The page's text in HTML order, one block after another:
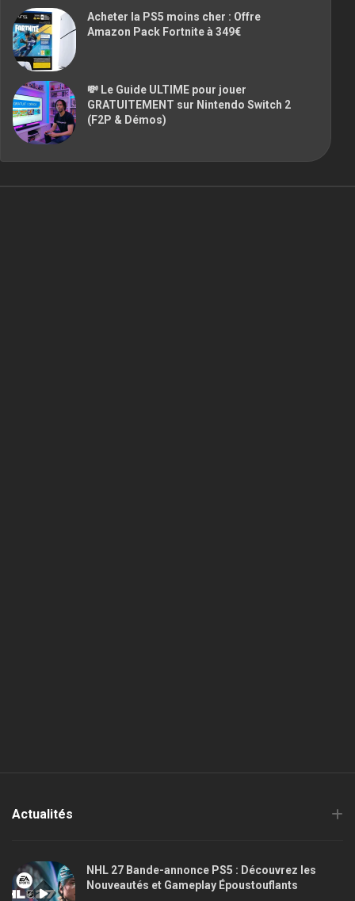
Acheter la PS5 moins cher : Offre
Amazon Pack Fortnite à 349€
💸 Le Guide ULTIME pour jouer
GRATUITEMENT sur Nintendo Switch 2
(F2P & Démos)
Actualités
NHL 27 Bande-annonce PS5 : Découvrez les
Nouveautés et Gameplay Époustouflants